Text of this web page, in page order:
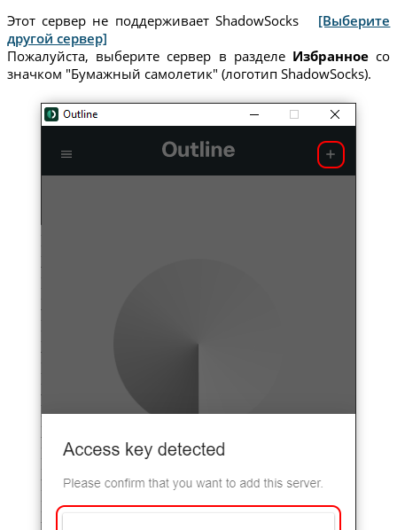
Этот сервер не поддерживает ShadowSocks [Выберите
другой сервер]
Пожалуйста, выберите сервер в разделе Избранное со
значком "Бумажный самолетик" (логотип ShadowSocks).